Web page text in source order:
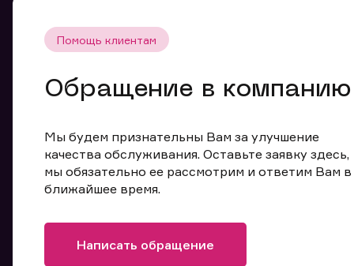
Помощь клиентам
Обращение в компанию
Мы будем признательны Вам за улучшение
качества обслуживания. Оставьте заявку здесь,
мы обязательно ее рассмотрим и ответим Вам в
ближайшее время.
Написать обращение